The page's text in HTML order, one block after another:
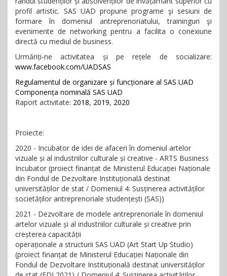
profil artistic. SAS UAD propune programe şi sesiuni de
formare în domeniul antreprenoriatului, traininguri şi
evenimente de networking pentru a facilita o conexiune
directă cu mediul de business.
Urmăriți-ne activitatea și pe rețele de socializare:
www.facebook.com/UADSAS
Regulamentul de organizare și funcționare al SAS UAD
Componența nominală SAS UAD
Raport activitate: 2018, 2019, 2020
Proiecte:
2020 - Incubator de idei de afaceri în domeniul artelor
vizuale și al industriilor culturale și creative - ARTS Business
Incubator (proiect finanțat de Ministerul Educației Naționale
din Fondul de Dezvoltare Instituțională destinat
universităților de stat / Domeniul 4: Susținerea activităților
societăților antreprenoriale studențești (SAS))
2021 - Dezvoltare de modele antreprenoriale în domeniul
artelor vizuale și al industriilor culturale și creative prin
creșterea capacității
operaționale a structurii SAS UAD (Art Start Up Studio)
(proiect finanțat de Ministerul Educației Naționale din
Fondul de Dezvoltare Instituțională destinat universităților